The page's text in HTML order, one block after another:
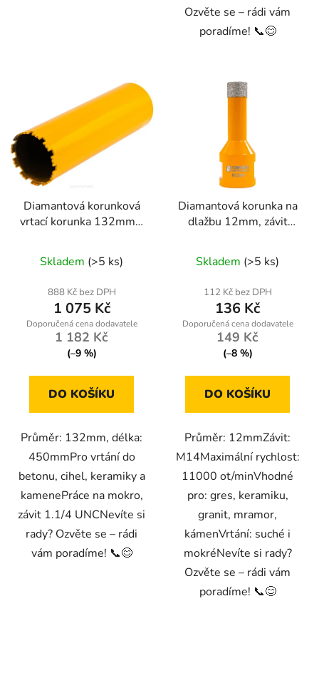
Ozvěte se – rádi vám
poradíme! 📞😊
Diamantová korunková
vrtací korunka 132mm x
Skladem (>5 ks)
888 Kč bez DPH
1 075 Kč
1 182 Kč
(–9 %)
DO KOŠÍKU
Průměr: 132mm, délka:
450mmPro vrtání do
betonu, cihel, keramiky a
kamenePráce na mokro,
závit 1.1/4 UNCNevíte si
rady? Ozvěte se – rádi
vám poradíme! 📞😊
Diamantová korunka na
dlažbu 12mm, závit
Skladem (>5 ks)
112 Kč bez DPH
136 Kč
149 Kč
(–8 %)
DO KOŠÍKU
Průměr: 12mmZávit:
M14Maximální rychlost:
11000 ot/minVhodné
pro: gres, keramiku,
granit, mramor,
kámenVrtání: suché i
mokréNevíte si rady?
Ozvěte se – rádi vám
poradíme! 📞😊